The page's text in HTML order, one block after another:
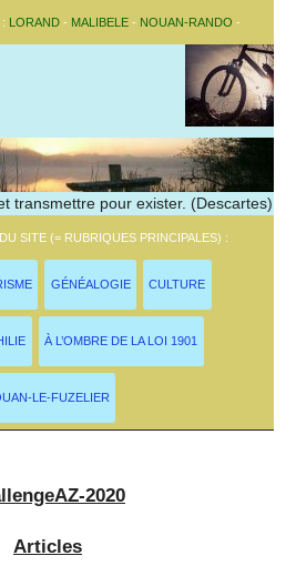
LORAND- MALIBELE- NOUAN-RANDO -
transmettre pour exister. (Descartes)
SITE (= RUBRIQUES PRINCIPALES) :
GÉNÉALOGIE CULTURE
À L’OMBRE DE LA LOI 1901
LE-FUZELIER
2020
Articles